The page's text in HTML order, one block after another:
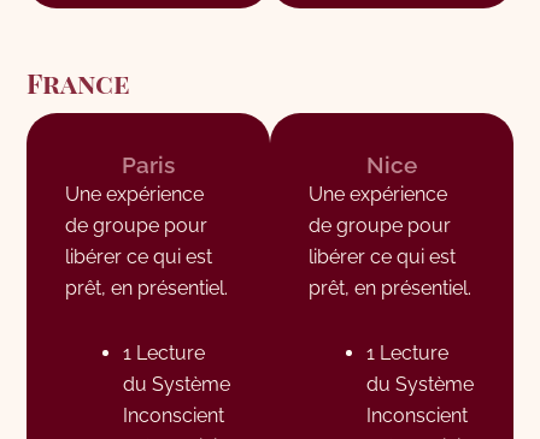
France
Paris
Une expérience
de groupe pour
libérer ce qui est
prêt, en présentiel.
1 Lecture
du Système
Inconscient
Nice
Une expérience
de groupe pour
libérer ce qui est
prêt, en présentiel.
1 Lecture
du Système
Inconscient